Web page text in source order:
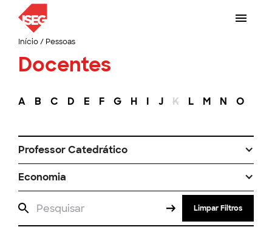
Início/ Pessoas
Docentes
A B C D E F G H I J K L M N O
Professor Catedrático
Economia
Limpar Filtros